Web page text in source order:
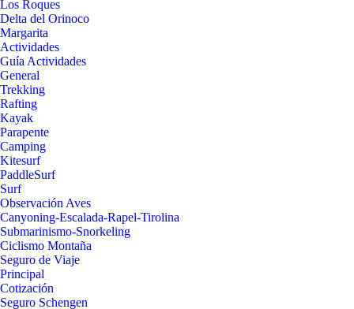
Los Roques
Delta del Orinoco
Margarita
Actividades
Guía Actividades
General
Trekking
Rafting
Kayak
Parapente
Camping
Kitesurf
PaddleSurf
Surf
Observación Aves
Canyoning-Escalada-Rapel-Tirolina
Submarinismo-Snorkeling
Ciclismo Montaña
Seguro de Viaje
Principal
Cotización
Seguro Schengen